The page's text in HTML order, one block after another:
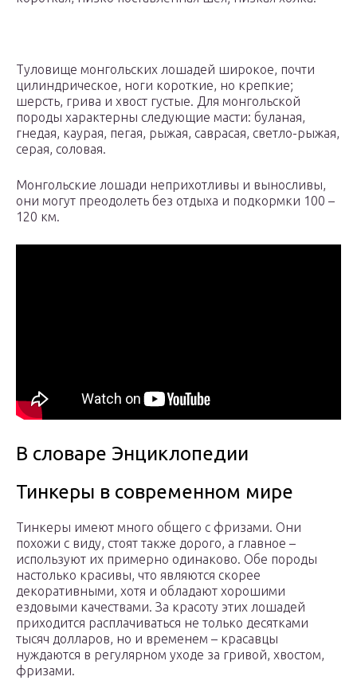
Туловище монгольских лошадей широкое, почти
цилиндрическое, ноги короткие, но крепкие;
шерсть, грива и хвост густые. Для монгольской
породы характерны следующие масти: буланая,
гнедая, каурая, пегая, рыжая, саврасая, светло-рыжая,
серая, соловая.
Монгольские лошади неприхотливы и выносливы,
они могут преодолеть без отдыха и подкормки 100 –
120 км.
В словаре Энциклопедии
Тинкеры в современном мире
Тинкеры имеют много общего с фризами. Они
похожи с виду, стоят также дорого, а главное –
используют их примерно одинаково. Обе породы
настолько красивы, что являются скорее
декоративными, хотя и обладают хорошими
ездовыми качествами. За красоту этих лошадей
приходится расплачиваться не только десятками
тысяч долларов, но и временем – красавцы
нуждаются в регулярном уходе за гривой, хвостом,
фризами.